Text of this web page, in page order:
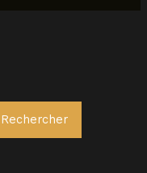
Rechercher